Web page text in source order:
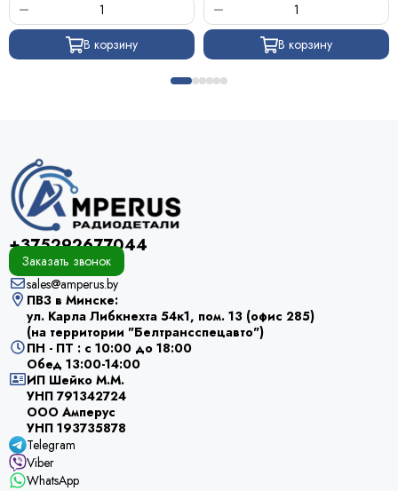
В корзину В корзину
+375292677044
Заказать звонок
sales@amperus.by
ПВЗ в Минске:
ул. Карла Либкнехта 54к1, пом. 13 (офис 285)
(на территории "Белтрансспецавто")
ПН - ПТ : с 10:00 до 18:00
Обед 13:00-14:00
ИП Шейко М.М.
УНП 791342724
ООО Амперус
УНП 193735878
Telegram
Viber
WhatsApp